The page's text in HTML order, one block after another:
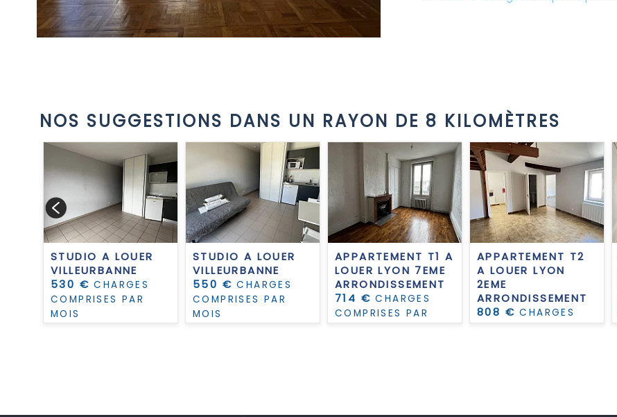
NOS SUGGESTIONS DANS UN RAYON DE 8 KILOMÈTRES
STUDIO A LOUER
VILLEURBANNE
530 €CHARGES
COMPRISES PAR
MOIS
STUDIO A LOUER
VILLEURBANNE
550 €CHARGES
COMPRISES PAR
MOIS
APPARTEMENT T1 A
LOUER LYON 7EME
ARRONDISSEMENT
714 €CHARGES
COMPRISES PAR
MOIS
APPARTEMENT T2
A LOUER LYON
2EME
ARRONDISSEMENT
808 €CHARGES
COMPRISES PAR